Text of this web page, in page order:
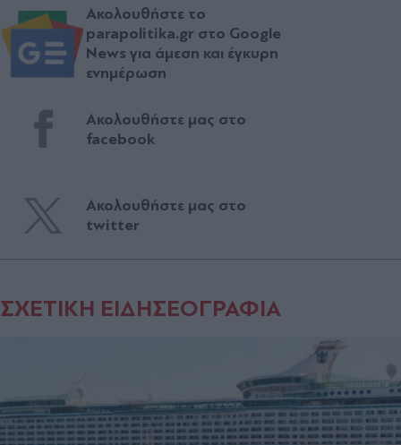
Ακολουθήστε το
parapolitika.gr στο Google
News για άμεση και έγκυρη
ενημέρωση
Ακολουθήστε μας στο
facebook
Ακολουθήστε μας στο
twitter
ΣΧΕΤΙΚΗ ΕΙΔΗΣΕΟΓΡΑΦΙΑ